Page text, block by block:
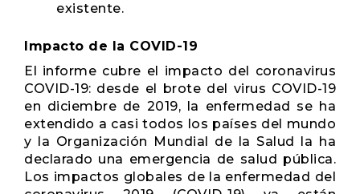
existente.
Impacto de la COVID-19
El informe cubre el impacto del coronavirus
COVID-19: desde el brote del virus COVID-19
en diciembre de 2019, la enfermedad se ha
extendido a casi todos los países del mundo
y la Organización Mundial de la Salud la ha
declarado una emergencia de salud pública.
Los impactos globales de la enfermedad del